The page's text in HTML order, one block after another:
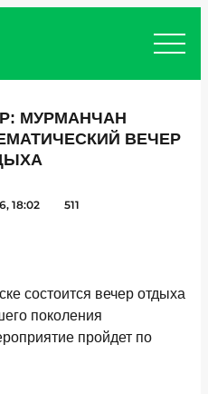
МУРМАНЧАН
ВЕЧЕР
18:02 511
состоится вечер отдыха
поколения
пройдет по